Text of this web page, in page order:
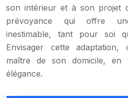
son intérieur et à son projet
prévoyance qui offre
inestimable, tant pour soi
Envisager cette adaptation,
maître de son domicile, en
élégance.